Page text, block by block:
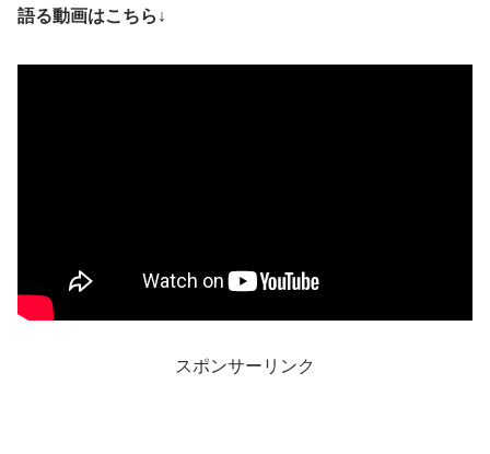
語る動画はこちら↓
スポンサーリンク